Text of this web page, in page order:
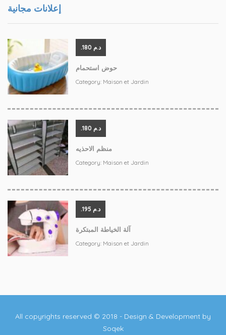
إعلانات مجانية
.د.م 180
حوض استحمام
Category: Maison et Jardin
.د.م 180
منظم الاحذيه
Category: Maison et Jardin
.د.م 195
آلة الخياطة المبتكرة
Category: Maison et Jardin
All copyrights reserved © 2018 - Design & Development by
Soqek